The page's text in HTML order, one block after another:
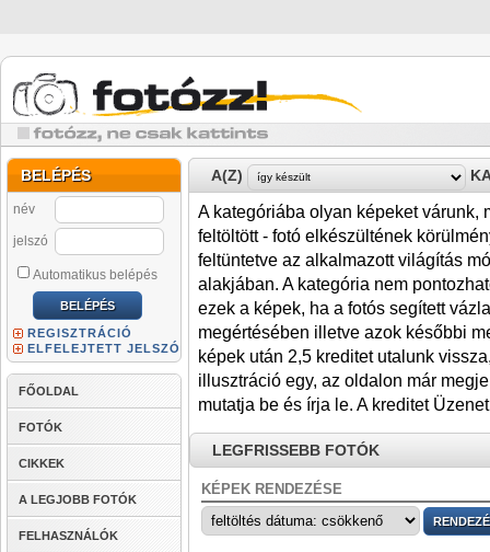
BELÉPÉS
név
jelszó
Automatikus belépés
REGISZTRÁCIÓ
ELFELEJTETT JELSZÓ
FŐOLDAL
FOTÓK
CIKKEK
A LEGJOBB FOTÓK
FELHASZNÁLÓK
A(Z)
A kategóriába olyan képeket várunk,
feltöltött - fotó elkészültének
feltüntetve az alkalmazott világítás
alakjában. A kategória nem
ezek a képek, ha a fotós segített
megértésében illetve azok későbbi
képek után 2,5 kreditet utalunk
illusztráció egy, az oldalon már
mutatja be és írja le. A kreditet
LEGFRISSEBB FOTÓK
KÉPEK RENDEZÉSE